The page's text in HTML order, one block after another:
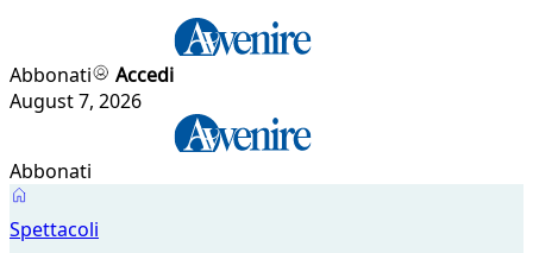
Abbonati
Accedi
August 7, 2026
Abbonati
Spettacoli